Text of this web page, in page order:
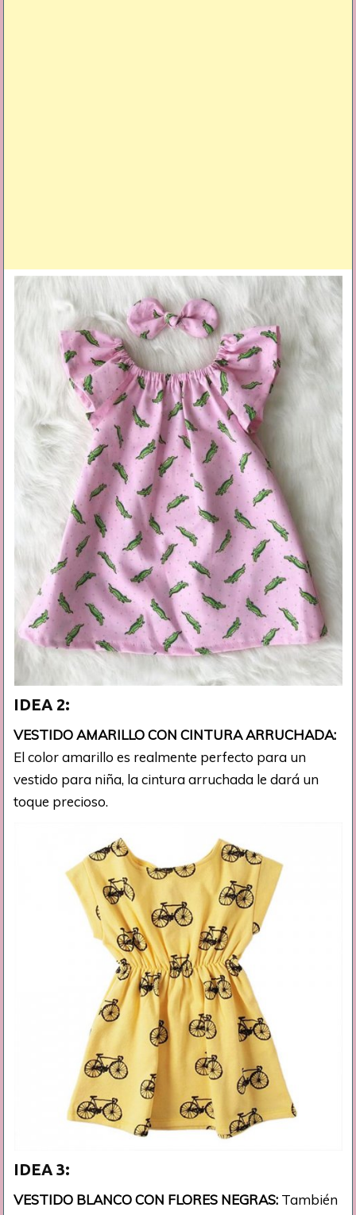
IDEA 2:
VESTIDO AMARILLO CON CINTURA ARRUCHADA:
El color amarillo es realmente perfecto para un
vestido para niña, la cintura arruchada le dará un
toque precioso.
IDEA 3:
VESTIDO BLANCO CON FLORES NEGRAS: También